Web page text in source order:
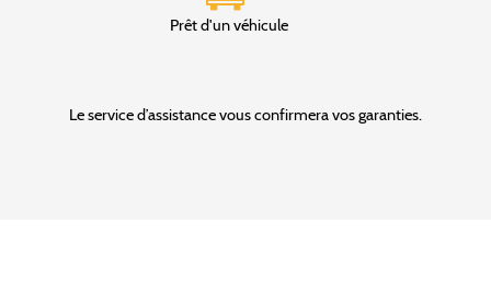
Prêt d'un véhicule
Le service d’assistance vous confirmera vos garanties.